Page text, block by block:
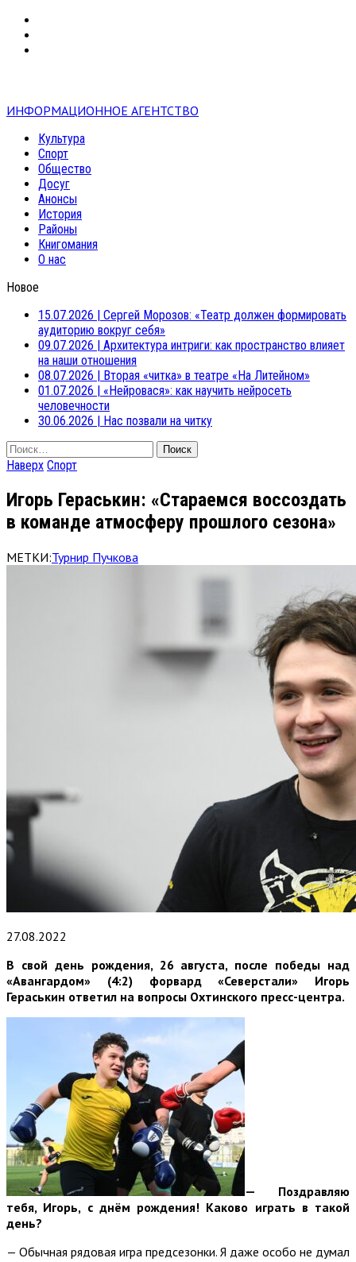
ИНФОРМАЦИОННОЕ АГЕНТСТВО
Культура
Спорт
Общество
Досуг
Анонсы
История
Районы
Книгомания
О нас
Новое
15.07.2026 | Сергей Морозов: «Театр должен формировать
аудиторию вокруг себя»
09.07.2026 | Архитектура интриги: как пространство влияет
на наши отношения
08.07.2026 | Вторая «читка» в театре «На Литейном»
01.07.2026 | «Нейровася»: как научить нейросеть
человечности
30.06.2026 | Нас позвали на читку
Найти:
Наверх Спорт
Игорь Гераськин: «Стараемся воссоздать
в команде атмосферу прошлого сезона»
МЕТКИ:Турнир Пучкова
27.08.2022
В свой день рождения, 26 августа, после победы над
«Авангардом» (4:2) форвард «Северстали» Игорь
Гераськин ответил на вопросы Охтинского пресс-центра.
— Поздравляю
тебя, Игорь, с днём рождения! Каково играть в такой
день?
— Обычная рядовая игра предсезонки. Я даже особо не думал